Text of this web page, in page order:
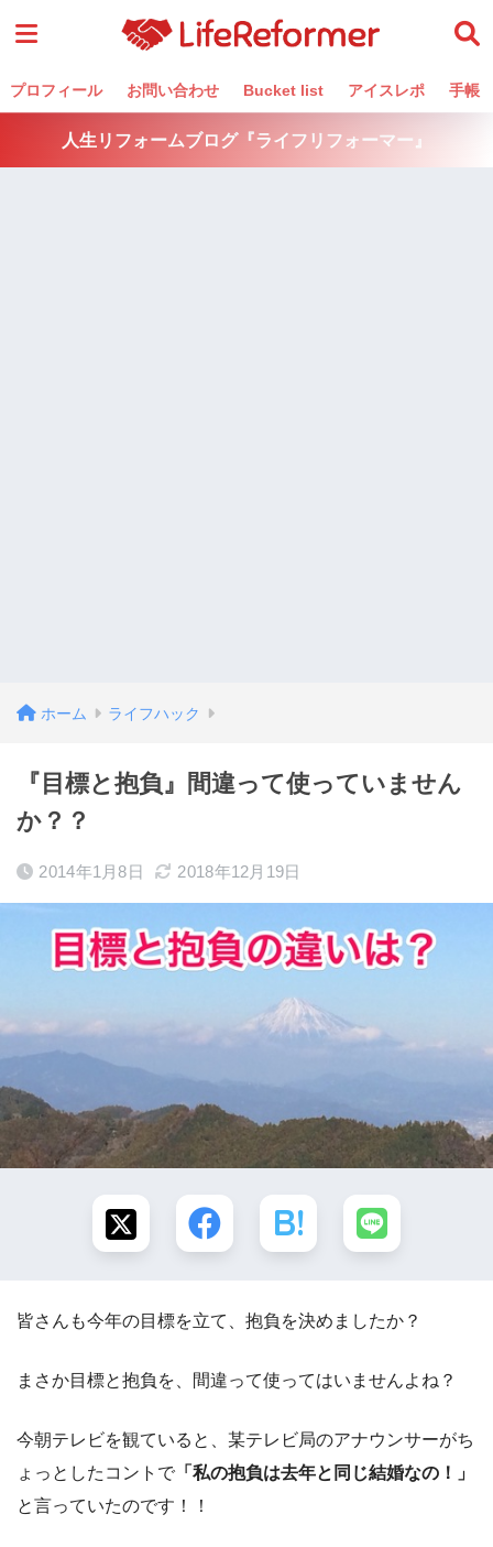
プロフィール お問い合わせ Bucket list アイスレポ 手帳
人生リフォームブログ『ライフリフォーマー』
ホーム ライフハック
『目標と抱負』間違って使っていません
か？？
2014年1月8日 2018年12月19日
皆さんも今年の目標を立て、抱負を決めましたか？
まさか目標と抱負を、間違って使ってはいませんよね？
今朝テレビを観ていると、某テレビ局のアナウンサーがち
ょっとしたコントで 「私の抱負は去年と同じ結婚なの！」
と言っていたのです！！